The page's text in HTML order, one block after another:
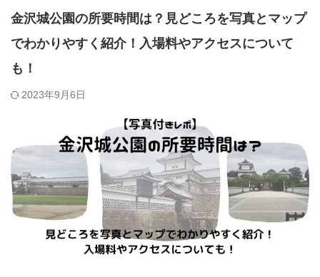
金沢城公園の所要時間は？見どころを写真とマップ
でわかりやすく紹介！入場料やアクセスについて
も！
2023年9月6日